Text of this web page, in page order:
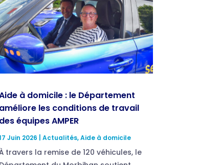
à domicile : le Département
améliore les conditions de travail
des équipes AMPER
Juin 2026 Actualités,Aide à domicile
travers la remise de 120 véhicules, le